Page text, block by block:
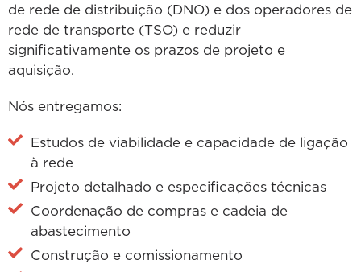
de rede de distribuição (DNO) e dos operadores de
rede de transporte (TSO) e reduzir
significativamente os prazos de projeto e
aquisição.
Nós entregamos:
Estudos de viabilidade e capacidade de ligação
à rede
Projeto detalhado e especificações técnicas
Coordenação de compras e cadeia de
abastecimento
Construção e comissionamento